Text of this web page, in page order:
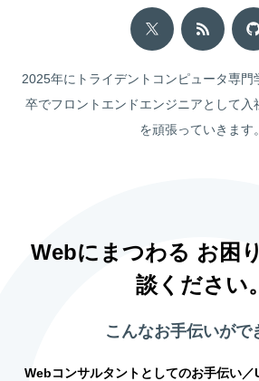
2025年にトライデントコンピュータ専
卒でフロントエンドエンジニアとして
を頑張っていきます。
Webにまつわる お困
談ください。
こんなお手伝いがで
Webコンサルタントとしてのお手伝い／